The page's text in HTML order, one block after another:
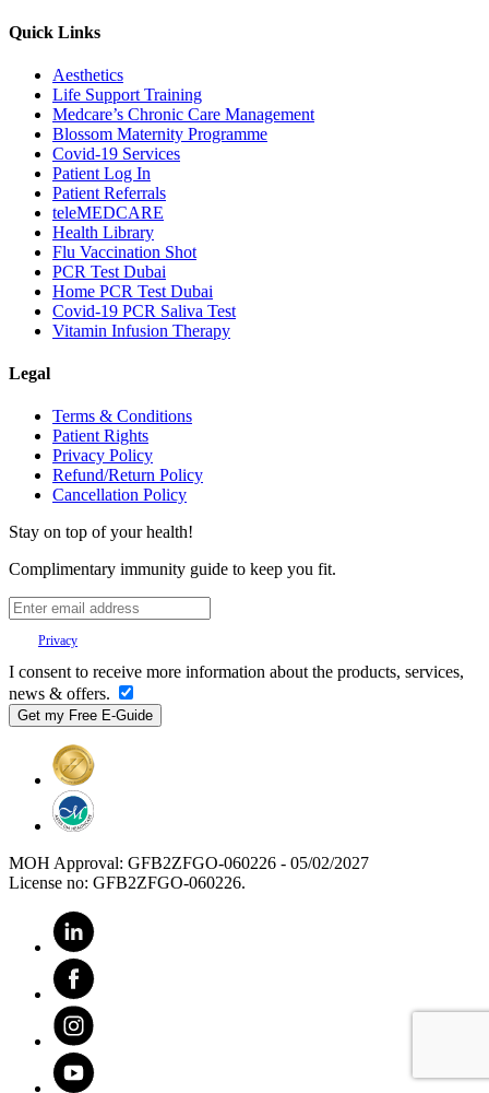
Quick Links
Aesthetics
Life Support Training
Medcare’s Chronic Care Management
Blossom Maternity Programme
Covid-19 Services
Patient Log In
Patient Referrals
teleMEDCARE
Health Library
Flu Vaccination Shot
PCR Test Dubai
Home PCR Test Dubai
Covid-19 PCR Saliva Test
Vitamin Infusion Therapy
Legal
Terms & Conditions
Patient Rights
Privacy Policy
Refund/Return Policy
Cancellation Policy
Stay on top of your health!
Complimentary immunity guide to keep you fit.
Privacy
I consent to receive more information about the products, services,
news & offers.
MOH Approval: GFB2ZFGO-060226 - 05/02/2027
License no: GFB2ZFGO-060226.